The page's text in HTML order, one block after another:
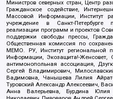
Министров северных стран, Центр
Гражданское содействие,
Массовой Информации, Институт
учреждение в Санкт-Петербурге
реализации программ и проектов
поддержки свободы прессы,
Общественная комиссия по
МЕМО. РУ, Институт региональной
Информации, Экозащита!-Женсовет,
антимонопольная ассоциация,
Сергей Владимирович,
Вадимовна, Чанышева Лилия
Туровский Александр Алексеевич,
Анна Валерьевна, Бурдина